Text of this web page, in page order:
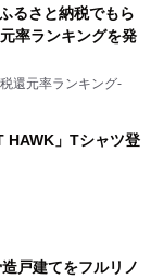
るさと納税でもら
率ランキングを発
還元率ランキング-
HAWK」Tシャツ登
戸建てをフルリノ